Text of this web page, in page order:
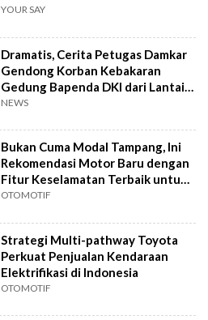
YOUR SAY
Dramatis, Cerita Petugas Damkar
Gendong Korban Kebakaran
Gedung Bapenda DKI dari Lantai
16
NEWS
Bukan Cuma Modal Tampang, Ini
Rekomendasi Motor Baru dengan
Fitur Keselamatan Terbaik untuk
Harian
OTOMOTIF
Strategi Multi-pathway Toyota
Perkuat Penjualan Kendaraan
Elektrifikasi di Indonesia
OTOMOTIF